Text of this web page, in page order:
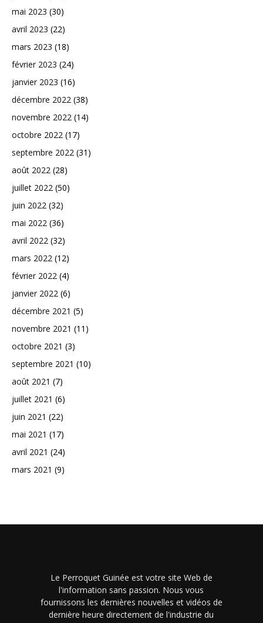
mai 2023 (30)
avril 2023 (22)
mars 2023 (18)
février 2023 (24)
janvier 2023 (16)
décembre 2022 (38)
novembre 2022 (14)
octobre 2022 (17)
septembre 2022 (31)
août 2022 (28)
juillet 2022 (50)
juin 2022 (32)
mai 2022 (36)
avril 2022 (32)
mars 2022 (12)
février 2022 (4)
janvier 2022 (6)
décembre 2021 (5)
novembre 2021 (11)
octobre 2021 (3)
septembre 2021 (10)
août 2021 (7)
juillet 2021 (6)
juin 2021 (22)
mai 2021 (17)
avril 2021 (24)
mars 2021 (9)
Le Perroquet Guinée est votre site Web de
l'information sans passion. Nous vous
fournissons les dernières nouvelles et vidéos de
dernière heure directement de l'industrie du